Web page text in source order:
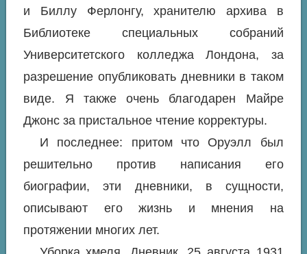
и Биллу Ферлонгу, хранителю архива в
Библиотеке специальных собраний
Университетского колледжа Лондона, за
разрешение опубликовать дневники в таком
виде. Я также очень благодарен Майре
Джонс за пристальное чтение корректуры.
И последнее: притом что Оруэлл был
решительно против написания его
биографии, эти дневники, в сущности,
описывают его жизнь и мнения на
протяжении многих лет.